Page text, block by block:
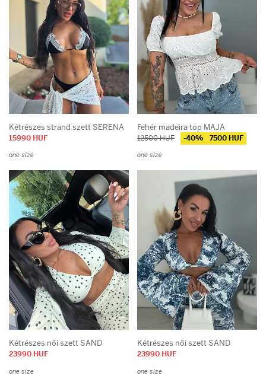
Kétrészes strand szett SERENA
15990 HUF
one size
Fehér madeira top MAJA
12500 HUF -40% 7500 HUF
one size
Kétrészes női szett SAND
23990 HUF
one size
Kétrészes női szett SAND
23990 HUF
one size